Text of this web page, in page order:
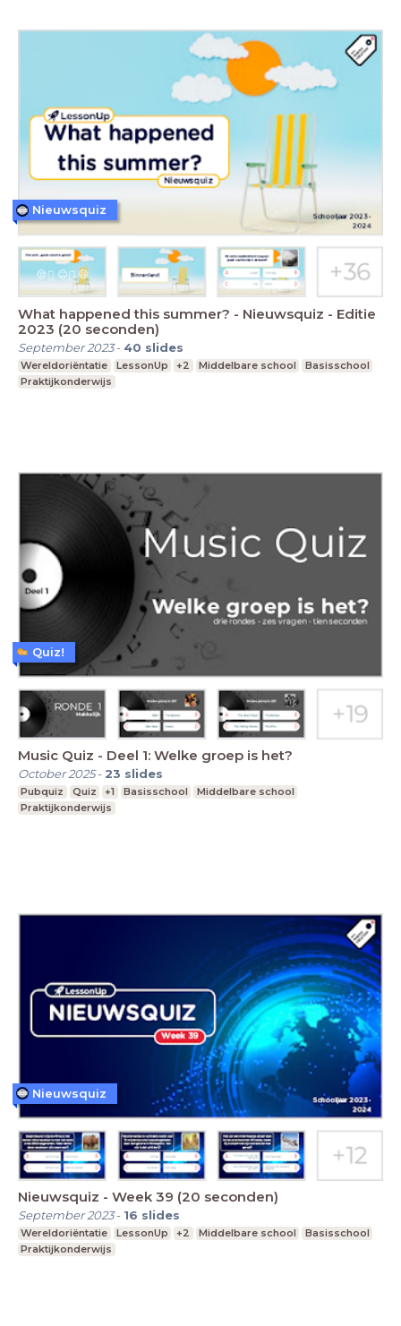
What happened this summer? - Nieuwsquiz - Editie
2023 (20 seconden)
September 2023- 40 slides
Wereldoriëntatie LessonUp +2 Middelbare school
Basisschool
Praktijkonderwijs
Nieuwsquiz
Music Quiz - Deel 1: Welke groep is het?
October 2025- 23 slides
Pubquiz Quiz +1 Basisschool
Middelbare school
Praktijkonderwijs
Quiz!
Nieuwsquiz - Week 39 (20 seconden)
September 2023- 16 slides
Wereldoriëntatie LessonUp +2 Middelbare school
Basisschool
Praktijkonderwijs
Nieuwsquiz